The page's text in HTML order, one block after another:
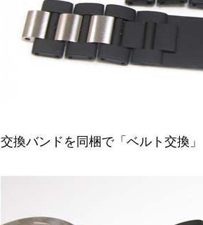
交換バンドを同梱で「ベルト交換